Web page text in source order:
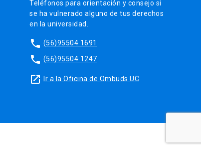
Teléfonos para orientación y consejo si
se ha vulnerado alguno de tus derechos
en la universidad.
phone (56)95504 1691
phone (56)95504 1247
launch Ir a la Oficina de Ombuds UC